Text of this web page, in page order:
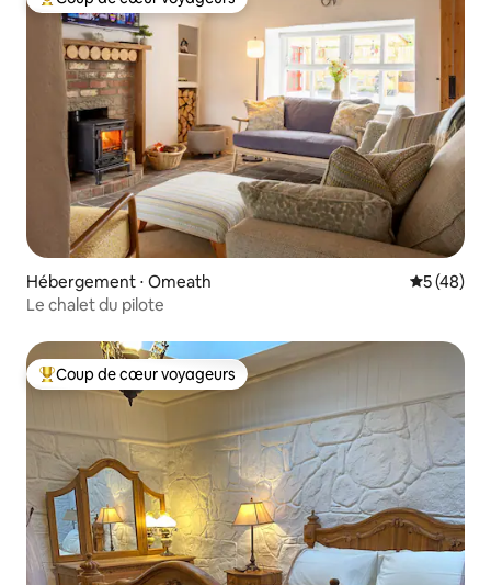
Coups de cœur voyageurs les plus appréciés
Hébergement ⋅ Omeath
5 (48)
Le chalet du pilote
Coups de cœur voyageurs les plus appréciés
Coup de cœur voyageurs